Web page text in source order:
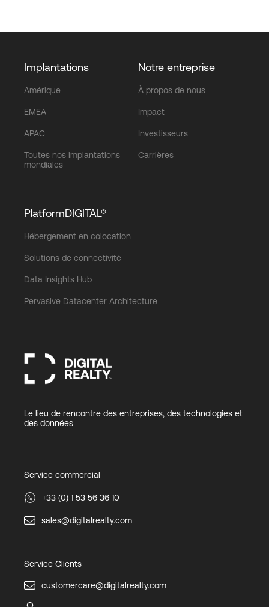
Implantations
Amérique
EMEA
APAC
Toutes nos implantations
mondiales
Notre entreprise
À propos de nous
Impact
Investisseurs
Carrières
PlatformDIGITAL®
Hébergement en colocation
Solutions de connectivité
Data Insights Hub
Pervasive Datacenter Architecture
Le lieu de rencontre des entreprises, des technologies et
des données
Service commercial
+33 (0) 1 53 56 36 10
sales@digitalrealty.com
Service Clients
customercare@digitalrealty.com